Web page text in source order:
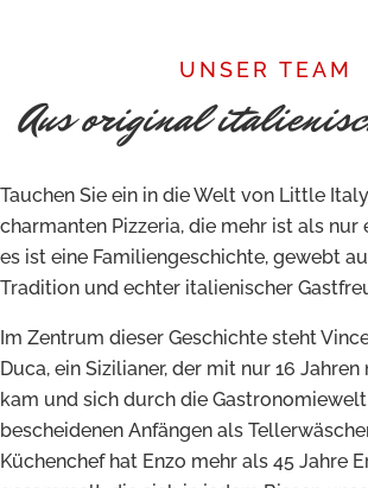
UNSER TEAM
Aus original
Tauchen Sie ein in die Welt von Little
charmanten Pizzeria, die mehr ist als nur
es ist eine Familiengeschichte, gewebt
Tradition und echter italienischer
Im Zentrum dieser Geschichte steht
Duca, ein Sizilianer, der mit nur 16
kam und sich durch die
bescheidenen Anfängen als
Küchenchef hat Enzo mehr als 45 Jahre